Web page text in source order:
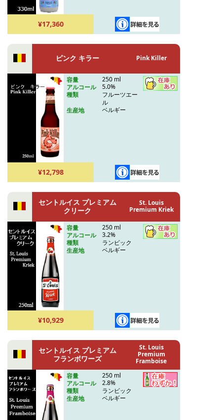
¥17,360
ピンク キラー Pink Killer
容量
250 ml
アルコール
5.0%
種類
フルーツエー
ル
生産地
ベルギー
¥12,798
セントルイス プレミアム
クリーク
St. Louis
Premium Kriek
容量
250 ml
アルコール
3.2%
種類
ランビック
生産地
ベルギー
¥10,929
セントルイス プレミアム
フランボワーズ
St. Louis
Premium
Framboise
容量
250 ml
アルコール
2.8%
種類
ランビック
生産地
ベルギー